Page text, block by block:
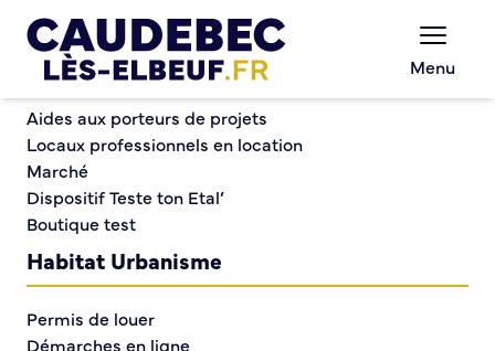
Menu
Semaine bleue des seniors
Semaine bleue des
seniors
Chèques-cadeaux municipaux – Soutenez le
Aides aux porteurs de projets
Locaux professionnels en location
Marché
Dispositif Teste ton Etal’
Boutique test
Habitat Urbanisme
Permis de louer
Démarches en ligne